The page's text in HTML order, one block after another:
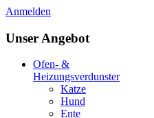
Anmelden
Unser Angebot
Ofen- &
Heizungsverdunster
Katze
Hund
Ente